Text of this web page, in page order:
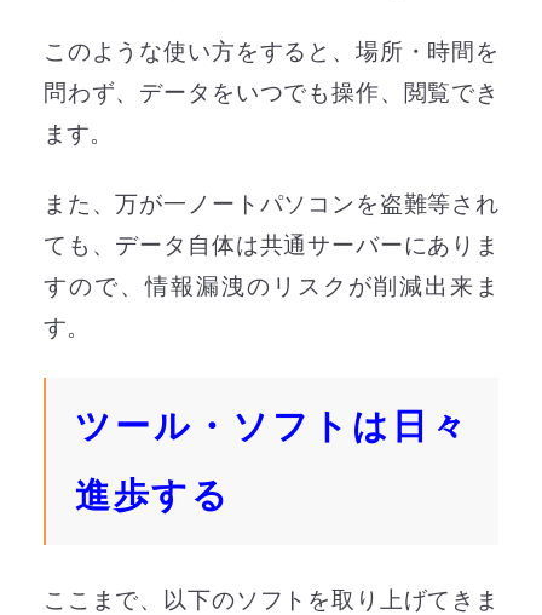
このような使い方をすると、場所・時間を
問わず、データをいつでも操作、閲覧でき
ます。
また、万が一ノートパソコンを盗難等され
ても、データ自体は共通サーバーにありま
すので、情報漏洩のリスクが削減出来ま
す。
ツール・ソフトは日々
進歩する
ここまで、以下のソフトを取り上げてきま